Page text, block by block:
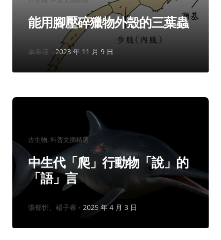
能用腳壓碎獵物外殼的三葉蟲
作
單希瑛 2023 年 11 月 9 日
分
類：
古生物 科普文摘精選
中生代「爬」行動物「說」的
「語」言
作
張郁忻、楊子睿 2025 年 4 月 3 日